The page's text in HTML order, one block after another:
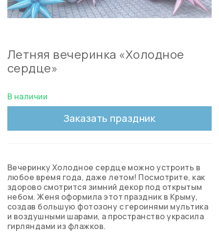
Летняя вечеринка «Холодное
сердце»
В наличии
Заказать праздник
Вечеринку Холодное сердце можно устроить в
любое время года, даже летом! Посмотрите, как
здорово смотрится зимний декор под открытым
небом. Женя оформила этот праздник в Крыму,
создав большую фотозону с героинями мультика
и воздушными шарами, а пространство украсила
гирляндами из флажков.